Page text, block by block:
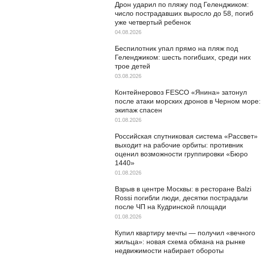
Дрон ударил по пляжу под Геленджиком:
число пострадавших выросло до 58, погиб
уже четвертый ребенок
04.08.2026
Беспилотник упал прямо на пляж под
Геленджиком: шесть погибших, среди них
трое детей
03.08.2026
Контейнеровоз FESCO «Янина» затонул
после атаки морских дронов в Черном море:
экипаж спасен
01.08.2026
Российская спутниковая система «Рассвет»
выходит на рабочие орбиты: противник
оценил возможности группировки «Бюро
1440»
01.08.2026
Взрыв в центре Москвы: в ресторане Balzi
Rossi погибли люди, десятки пострадали
после ЧП на Кудринской площади
01.08.2026
Купил квартиру мечты — получил «вечного
жильца»: новая схема обмана на рынке
недвижимости набирает обороты